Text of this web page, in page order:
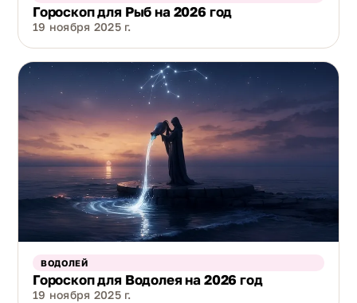
Гороскоп для Рыб на 2026 год
19 ноября 2025 г.
ВОДОЛЕЙ
Гороскоп для Водолея на 2026 год
19 ноября 2025 г.